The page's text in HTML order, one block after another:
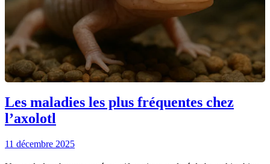
Les maladies les plus fréquentes chez
l’axolotl
11 décembre 2025